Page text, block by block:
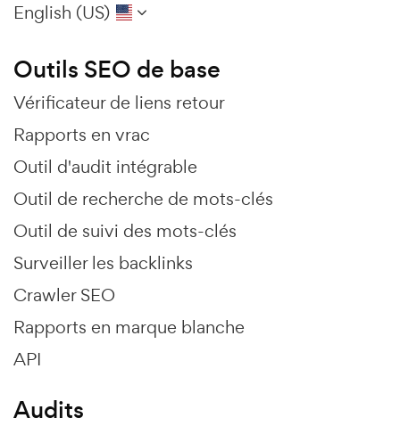
English (US)
Outils SEO de base
Vérificateur de liens retour
Rapports en vrac
Outil d'audit intégrable
Outil de recherche de mots-clés
Outil de suivi des mots-clés
Surveiller les backlinks
Crawler SEO
Rapports en marque blanche
API
Audits